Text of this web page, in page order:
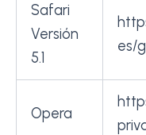
Safari
Versión
5.1
es/
Opera